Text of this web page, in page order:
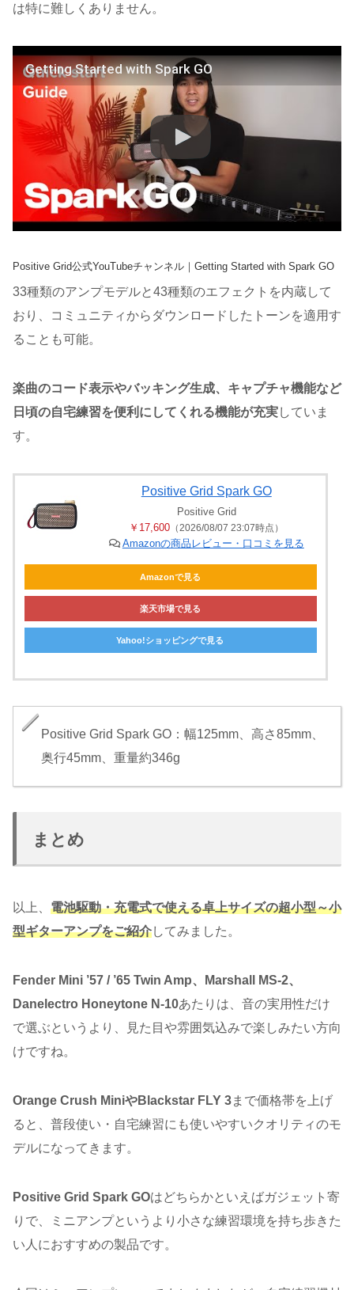
は特に難しくありません。
Getting Started with Spark GO
Positive Grid公式YouTubeチャンネル｜Getting Started with Spark GO
33種類のアンプモデルと43種類のエフェクトを内蔵して
おり、コミュニティからダウンロードしたトーンを適用す
ることも可能。
楽曲のコード表示やバッキング生成、キャプチャ機能など
日頃の自宅練習を便利にしてくれる機能が充実していま
す。
Positive Grid Spark GO
Positive Grid
￥17,600 （2026/08/07 23:07時点）
Amazonの商品レビュー・口コミを見る
Amazonで見る
楽天市場で見る
Yahoo!ショッピングで見る
Positive Grid Spark GO：幅125mm、高さ85mm、
奥行45mm、重量約346g
まとめ
以上、 電池駆動・充電式で使える卓上サイズの超小型～小
型ギターアンプをご紹介してみました。
Fender Mini ’57 / ’65 Twin Amp、Marshall MS-2、
Danelectro Honeytone N-10あたりは、音の実用性だけ
で選ぶというより、見た目や雰囲気込みで楽しみたい方向
けですね。
Orange Crush MiniやBlackstar FLY 3まで価格帯を上げ
ると、普段使い・自宅練習にも使いやすいクオリティのモ
デルになってきます。
Positive Grid Spark GOはどちらかといえばガジェット寄
りで、ミニアンプというより小さな練習環境を持ち歩きた
い人におすすめの製品です。